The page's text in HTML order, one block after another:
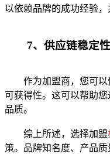
以依赖品牌的成功经验，
7、供应链稳定性
作为加盟商，您可以
可获得性。这可以帮助
品质。
综上所述，选择加盟
策。品牌知名度、产品